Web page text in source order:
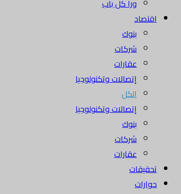
ورا كل باب
اقتصاد
بنوك
شركات
عقارات
إتصالات وتكنولوجيا
الكل
إتصالات وتكنولوجيا
بنوك
شركات
عقارات
تحقيقات
حوارات